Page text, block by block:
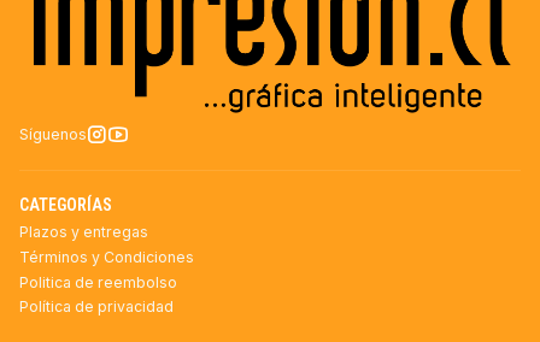
Síguenos
CATEGORÍAS
Plazos y entregas
Términos y Condiciones
Politica de reembolso
Política de privacidad